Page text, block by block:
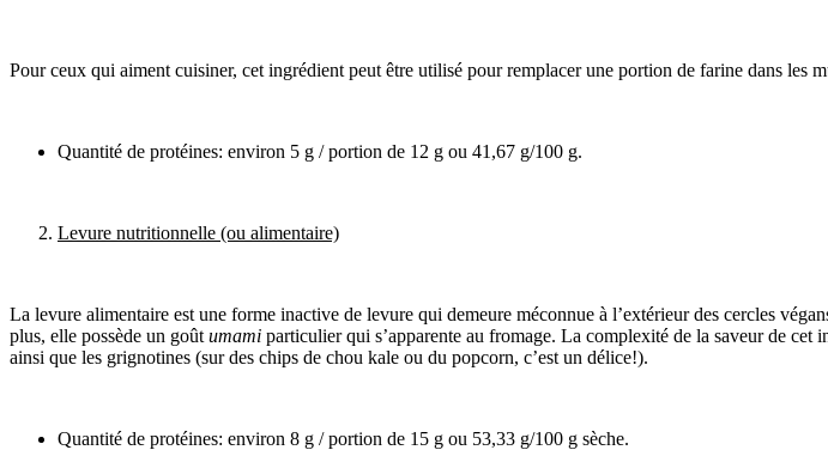
Pour ceux qui aiment cuisiner, cet ingrédient peut être utilisé pour remplacer une portion de farine dans les
Quantité de protéines: environ 5 g / portion de 12 g ou 41,67 g/100 g.
Levure nutritionnelle (ou alimentaire)
La levure alimentaire est une forme inactive de levure qui demeure méconnue à l’extérieur des cercles
plus, elle possède un goût umami particulier qui s’apparente au fromage. La complexité de la saveur de cet
ainsi que les grignotines (sur des chips de chou kale ou du popcorn, c’est un délice!).
Quantité de protéines: environ 8 g / portion de 15 g ou 53,33 g/100 g sèche.